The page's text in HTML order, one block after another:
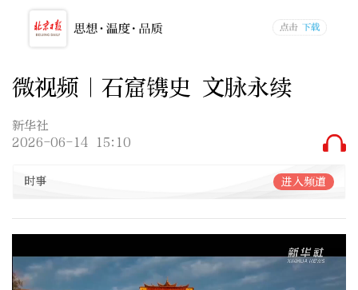
微视频｜石窟镌史 文脉永续
新华社
2026-06-14 15:10
时事 进入频道